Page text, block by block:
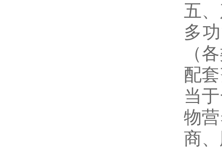
五
多
（
配
当
物
商